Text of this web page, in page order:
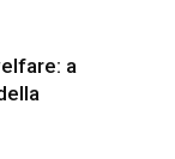
a